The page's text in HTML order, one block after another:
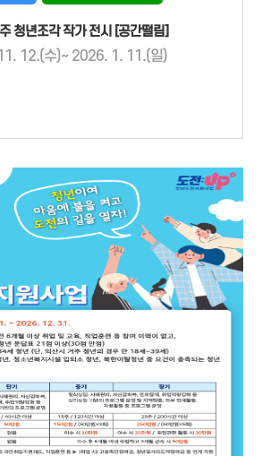
청년조각 작가 전시 [공간떨림]
12.(수)~ 2026. 1. 11.(일)